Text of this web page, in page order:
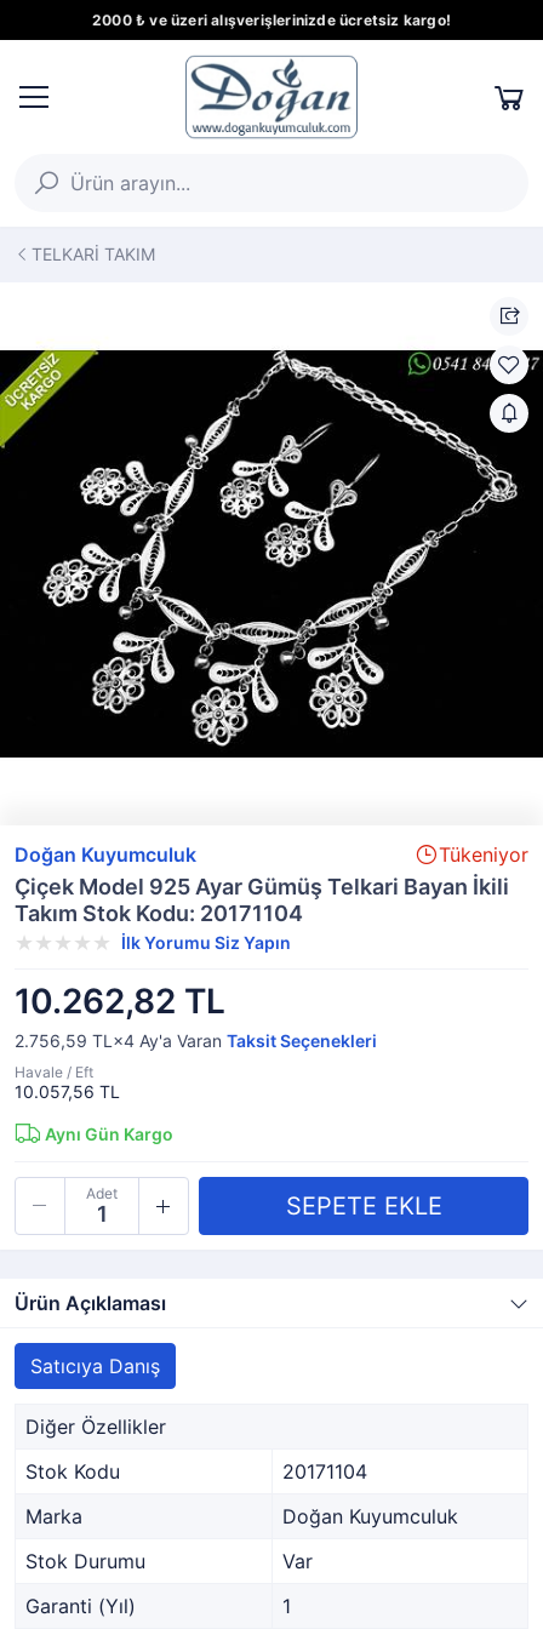
2000 ₺ ve üzeri alışverişlerinizde ücretsiz kargo!
TELKARİ TAKIM
Doğan Kuyumculuk Tükeniyor
Çiçek Model 925 Ayar Gümüş Telkari Bayan İkili
Takım Stok Kodu: 20171104
İlk Yorumu Siz Yapın
10.262,82 TL
2.756,59 TL×4 Ay'a Varan Taksit Seçenekleri
Havale / Eft
10.057,56 TL
Aynı Gün Kargo
Adet
Ürün Açıklaması
Satıcıya Danış
Diğer Özellikler
Stok Kodu
20171104
Marka
Doğan Kuyumculuk
Stok Durumu
Var
Garanti (Yıl)
1